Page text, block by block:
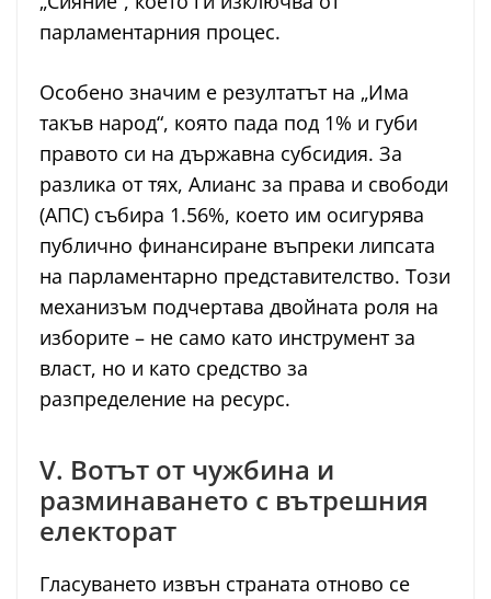
парламентарния процес.
Особено значим е резултатът на „Има
такъв народ“, която пада под 1% и губи
правото си на държавна субсидия. За
разлика от тях, Алианс за права и свободи
(АПС) събира 1.56%, което им осигурява
публично финансиране въпреки липсата
на парламентарно представителство. Този
механизъм подчертава двойната роля на
изборите – не само като инструмент за
власт, но и като средство за
разпределение на ресурс.
V. Вотът от чужбина и
разминаването с вътрешния
електорат
Гласуването извън страната отново се